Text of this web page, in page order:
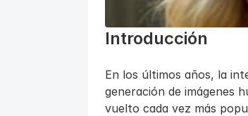
Introducción
En los últimos años, la
generación de imágenes
vuelto cada vez más